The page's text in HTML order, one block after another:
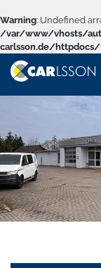
Warning: Undefined
/var/www/vhosts/
carlsson.de/httpdocs/